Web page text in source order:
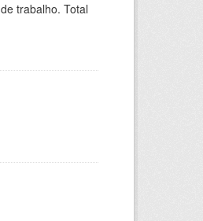
trabalho. Total